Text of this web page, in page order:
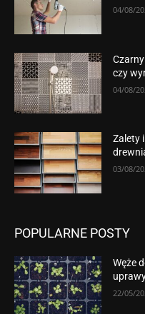
04/08/
czy
04/08/
Zalety
03/08/
POPULARNE POSTY
Węże
22/05/